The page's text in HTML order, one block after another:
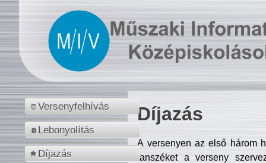
Versenyfelhívás
Lebonyolítás
Díjazás
Díjazás
A versenyen az első három
tanszéket a verseny